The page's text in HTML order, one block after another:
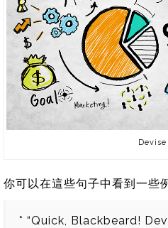
Devise
你可以在這些句子中看到一些
* “Quick, Blackbeard!